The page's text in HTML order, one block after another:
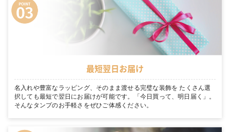
最短翌日お届け
名入れや豊富なラッピング、そのまま渡せる完璧な装飾を たくさん選
択しても最短で翌日にお届けが可能です。「今日買って、明日届く」。
そんなタンプのお手軽さをぜひご体感ください。